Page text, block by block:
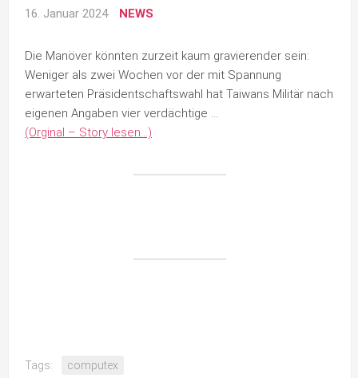
16. Januar 2024 NEWS
Die Manöver könnten zurzeit kaum gravierender sein:
Weniger als zwei Wochen vor der mit Spannung
erwarteten Präsidentschaftswahl hat Taiwans Militär nach
eigenen Angaben vier verdächtige …
(Orginal – Story lesen…)
Tags: computex